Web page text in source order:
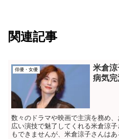
関連記事
俳優・女優
米倉
病気完
数々のドラマや映画で主演を務め
広い演技で魅了してくれる米倉涼
もできませんが、米倉涼子さんは